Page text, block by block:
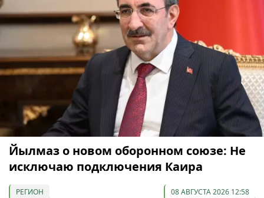
Йылмаз о новом оборонном союзе: Не
исключаю подключения Каира
РЕГИОН 08 АВГУСТА 2026 12:58